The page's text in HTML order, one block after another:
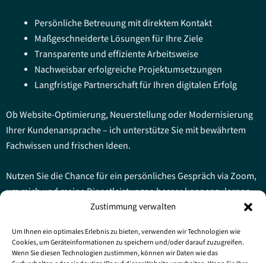
Zustimmung verwalten
Um Ihnen ein optimales Erlebnis zu bieten, verwenden wir Technologien wie
Cookies, um Geräteinformationen zu speichern und/oder darauf zuzugreifen.
Wenn Sie diesen Technologien zustimmen, können wir Daten wie das
Persönliche Betreuung mit direktem Kontakt
Maßgeschneiderte Lösungen für Ihre Ziele
Transparente und effiziente Arbeitsweise
Nachweisbar erfolgreiche Projektumsetzungen
Langfristige Partnerschaft für Ihren digitalen Erfolg
Ob Website-Optimierung, Neuerstellung oder Modernisierung
Ihrer Kundenansprache – ich unterstütze Sie mit bewährtem
Fachwissen und frischen Ideen.
Nutzen Sie die Chance für ein persönliches Gespräch via Zoom,
um mich und meine Dienstleistungen besser kennenzulernen.
Jetzt Kennenlerntermin buchen